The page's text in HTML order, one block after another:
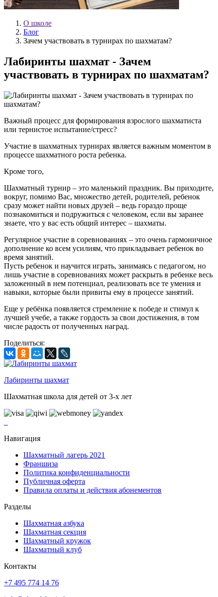
О школе
Блог
Зачем участвовать в турнирах по шахматам?
Лабиринты шахмат - Зачем
участвовать в турнирах по шахматам?
Важный процесс для формирования взрослого шахматиста
или тернистое испытание/стресс?
Участие в шахматных турнирах является важным моментом в
процессе шахматного роста ребенка.
Кроме того,
Шахматный турнир – это маленький праздник. Вы приходите,
вокруг, помимо Вас, множество детей, родителей, ребенок
сразу может найти новых друзей – ведь гораздо проще
познакомиться и подружиться с человеком, если вы заранее
знаете, что у вас есть общий интерес – шахматы.
Регулярное участие в соревнованиях – это очень гармоничное
дополнение ко всем усилиям, что прикладывает ребенок во
время занятий.
Пусть ребенок и научится играть, занимаясь с педагогом, но
лишь участие в соревнованиях может раскрыть в ребенке весь
заложенный в нем потенциал, реализовать все те умения и
навыки, которые были привиты ему в процессе занятий.
Еще у ребёнка появляется стремление к победе и стимул к
лучшей учебе, а также гордость за свои достижения, в том
числе радость от полученных наград.
Поделиться:
Лабиринты шахмат
Шахматная школа для детей от 3-х лет
Навигация
Шахматный лагерь 2021
Франшиза
Политика конфиденциальности
Публичная оферта
Правила оплаты и действия абонементов
Разделы
Шахматная азбука
Шахматная секция
Шахматный кружок
Шахматный клуб
Контакты
+7 495 774 14 76